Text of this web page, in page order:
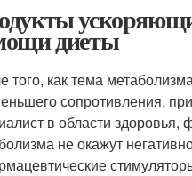
диеты
того, как тема
сопротивления,
в области здоровья,
не окажут